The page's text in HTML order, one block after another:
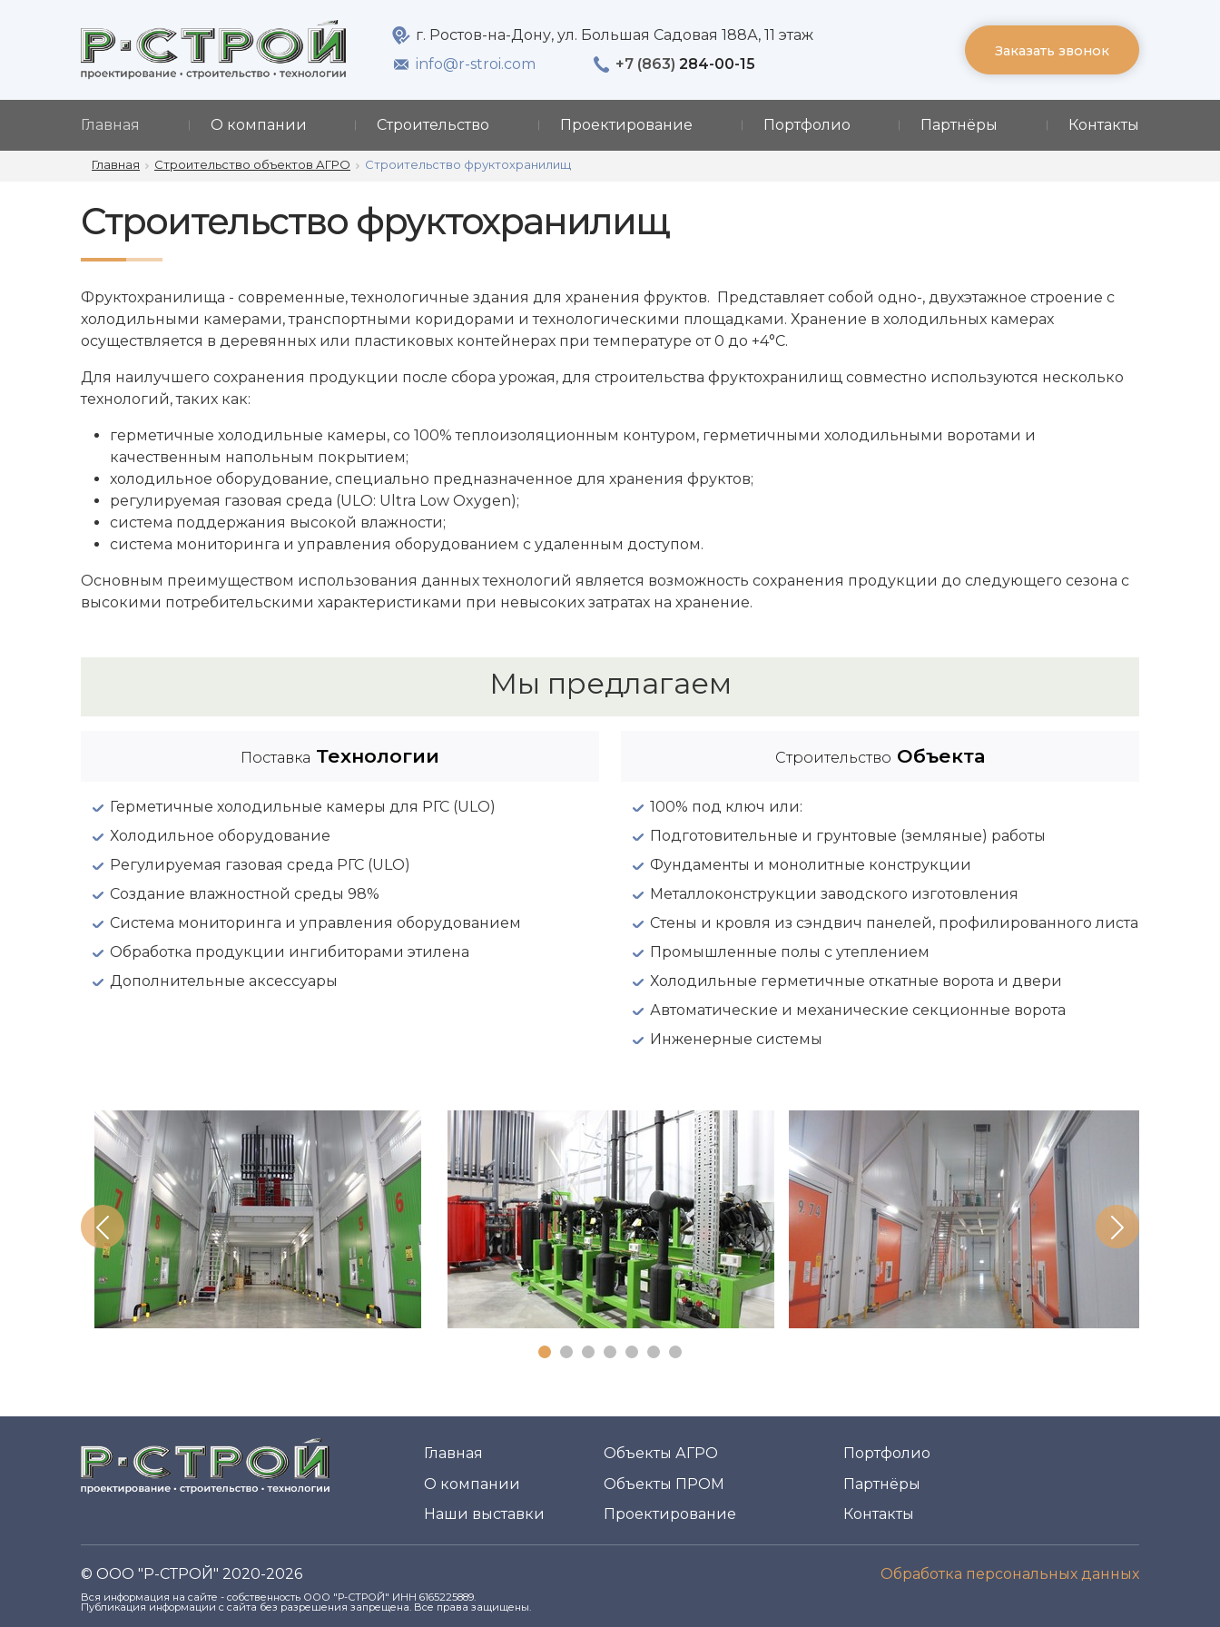
г. Ростов-на-Дону, ул. Большая Садовая 188А, 11 этаж
info@r-stroi.com
+7 (863)284-00-15
Заказать звонок
Главная О компании Строительство Проектирование Портфолио Партнёры Контакты
Главная Строительство объектов АГРО Строительство фруктохранилищ
Строительство фруктохранилищ
Фруктохранилища - современные, технологичные здания для хранения фруктов. Представляет собой одно-, двухэтажное строение с
холодильными камерами, транспортными коридорами и технологическими площадками. Хранение в холодильных камерах
осуществляется в деревянных или пластиковых контейнерах при температуре от 0 до +4°С.
Для наилучшего сохранения продукции после сбора урожая, для строительства фруктохранилищ совместно используются несколько
технологий, таких как:
герметичные холодильные камеры, со 100% теплоизоляционным контуром, герметичными холодильными воротами и
качественным напольным покрытием;
холодильное оборудование, специально предназначенное для хранения фруктов;
регулируемая газовая среда (ULO: Ultra Low Oxygen);
система поддержания высокой влажности;
система мониторинга и управления оборудованием с удаленным доступом.
Основным преимуществом использования данных технологий является возможность сохранения продукции до следующего сезона с
высокими потребительскими характеристиками при невысоких затратах на хранение.
Мы предлагаем
Поставка Технологии
Герметичные холодильные камеры для РГС (ULO)
Холодильное оборудование
Регулируемая газовая среда РГС (ULO)
Создание влажностной среды 98%
Система мониторинга и управления оборудованием
Обработка продукции ингибиторами этилена
Дополнительные аксессуары
Строительство Объекта
100% под ключ или:
Подготовительные и грунтовые (земляные) работы
Фундаменты и монолитные конструкции
Металлоконструкции заводского изготовления
Стены и кровля из сэндвич панелей, профилированного листа
Промышленные полы с утеплением
Холодильные герметичные откатные ворота и двери
Автоматические и механические секционные ворота
Инженерные системы
Главная
О компании
Наши выставки
Объекты АГРО
Объекты ПРОМ
Проектирование
Портфолио
Партнёры
Контакты
© ООО "Р-СТРОЙ" 2020-2026 Обработка персональных данных
Вся информация на сайте - собственность ООО "Р-СТРОЙ" ИНН 6165225889.
Публикация информации с сайта без разрешения запрещена. Все права защищены.